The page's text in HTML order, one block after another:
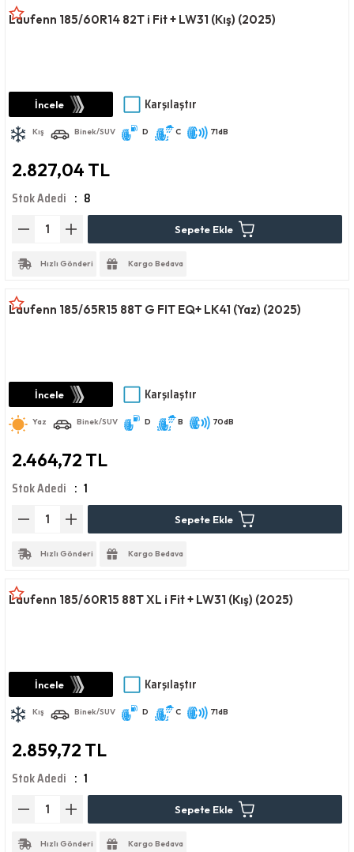
Laufenn 185/60R14 82T i Fit + LW31 (Kış) (2025)
İncele Karşılaştır
Kış Binek/SUV D C 71dB
2.827,04 TL
Stok Adedi 8
Sepete Ekle
Hızlı Gönderi Kargo Bedava
Laufenn 185/65R15 88T G FIT EQ+ LK41 (Yaz) (2025)
İncele Karşılaştır
Yaz Binek/SUV D B 70dB
2.464,72 TL
Stok Adedi 1
Sepete Ekle
Hızlı Gönderi Kargo Bedava
Laufenn 185/60R15 88T XL i Fit + LW31 (Kış) (2025)
İncele Karşılaştır
Kış Binek/SUV D C 71dB
2.859,72 TL
Stok Adedi 1
Sepete Ekle
Hızlı Gönderi Kargo Bedava